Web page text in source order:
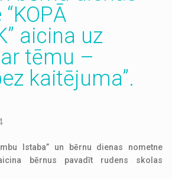
aicina uz
tēmu –
kaitējuma”.
Istaba” un bērnu dienas nometne
aicina bērnus pavadīt rudens skolas